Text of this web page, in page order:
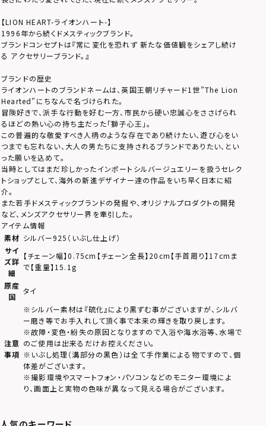
【LION HEART-ライオンハート-】
1996年から続くドメスティックブランド。
ブランドコンセプトは『常に変化を恐れず 新たな価値観をシェアし続け
る アクセサリーブランド。』
ブランドの歴史
ライオンハートのブランドネームは、英国王朝リチャード1世”The Lion
Hearted”にちなんで名づけられた。
冒険好きで、派手な行動を好む一方、市民から硬い忠誠心をささげられ
るほどの熱い心の持ち主だった「獅子心王」。
この普遍的な敬愛すべき人柄のような存在であり続けたい、遊び心をい
つまでも忘れない、大人の男たちに支持されるブランドでありたい、とい
った願いを込めて。
当時としてはまだ珍しかったインポートシルバージュエリーを扱うセレク
トショップとして、海外の新進デザイナー達の作品をいち早く日本に紹
介。
また若手ドメスティックブランドの発掘や、オリジナルプロダクトの開発
など、メンズアクセサリー界を牽引した。
アイテム情報
素材 シルバー925（いぶし仕上げ）
サイ
ズ詳
細
【チェーン幅】0.75cm【チェーン全長】20cm【手首周り】17cmま
で【重量】15.1g
原産
国
タイ
注意
事項
※シルバー素材は『硫化』により黒ずむ事がございますが、シルバ
ー磨き等でお手入れして頂く事で本来の輝きを取り戻します。
※故障・変色・紛失の原因となりますので入浴や海水浴等、水場で
のご使用は出来るだけお控えください。
※いぶし処理（溝部分の黒色）は全て手作業による物ですので、個
体差がございます。
※撮影環境やスマートフォン・パソコンなどのモニター環境によ
り、画面上と実物の色味が異なって見える場合がございます。